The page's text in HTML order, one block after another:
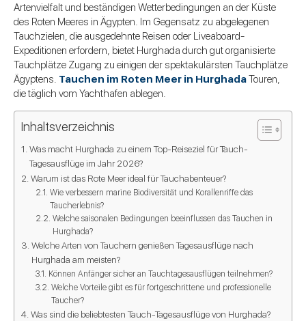
Artenvielfalt und beständigen Wetterbedingungen an der Küste
des Roten Meeres in Ägypten. Im Gegensatz zu abgelegenen
Tauchzielen, die ausgedehnte Reisen oder Liveaboard-
Expeditionen erfordern, bietet Hurghada durch gut organisierte
Tauchplätze Zugang zu einigen der spektakulärsten Tauchplätze
Ägyptens. Tauchen im Roten Meer in HurghadaTouren,
die täglich vom Yachthafen ablegen.
Inhaltsverzeichnis
Was macht Hurghada zu einem Top-Reiseziel für Tauch-
Tagesausflüge im Jahr 2026?
Warum ist das Rote Meer ideal für Tauchabenteuer?
Wie verbessern marine Biodiversität und Korallenriffe das
Taucherlebnis?
Welche saisonalen Bedingungen beeinflussen das Tauchen in
Hurghada?
Welche Arten von Tauchern genießen Tagesausflüge nach
Hurghada am meisten?
Können Anfänger sicher an Tauchtagesausflügen teilnehmen?
Welche Vorteile gibt es für fortgeschrittene und professionelle
Taucher?
Was sind die beliebtesten Tauch-Tagesausflüge von Hurghada?